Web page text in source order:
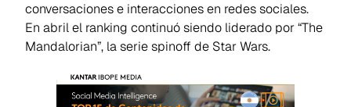
conversaciones e interacciones en redes sociales.
En abril el ranking continuó siendo liderado por “The
Mandalorian”, la serie spinoff de Star Wars.